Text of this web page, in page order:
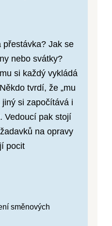
přestávka? Jak se
nebo svátky?
si každý vykládá
tvrdí, že „mu
jiný si započítává i
Vedoucí pak stojí
na opravy
pocit
směnových